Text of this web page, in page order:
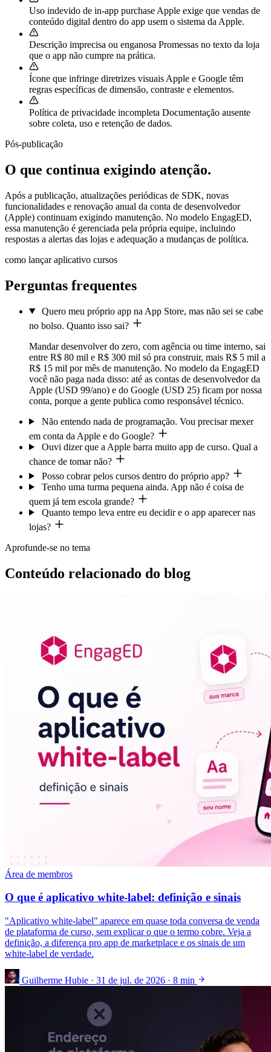
Uso indevido de in-app purchase Apple exige que vendas de
conteúdo digital dentro do app usem o sistema da Apple.
Descrição imprecisa ou enganosa Promessas no texto da loja
que o app não cumpre na prática.
Ícone que infringe diretrizes visuais Apple e Google têm
regras específicas de dimensão, contraste e elementos.
Política de privacidade incompleta Documentação ausente
sobre coleta, uso e retenção de dados.
Pós-publicação
O que continua exigindo atenção.
Após a publicação, atualizações periódicas de SDK, novas
funcionalidades e renovação anual da conta de desenvolvedor
(Apple) continuam exigindo manutenção. No modelo EngagED,
essa manutenção é gerenciada pela própria equipe, incluindo
respostas a alertas das lojas e adequação a mudanças de política.
como lançar aplicativo cursos
Perguntas frequentes
Quero meu próprio app na App Store, mas não sei se cabe
no bolso. Quanto isso sai?
Mandar desenvolver do zero, com agência ou time interno, sai
entre R$ 80 mil e R$ 300 mil só pra construir, mais R$ 5 mil a
R$ 15 mil por mês de manutenção. No modelo da EngagED
você não paga nada disso: até as contas de desenvolvedor da
Apple (USD 99/ano) e do Google (USD 25) ficam por nossa
conta, porque a gente publica como responsável técnico.
Não entendo nada de programação. Vou precisar mexer
em conta da Apple e do Google?
Ouvi dizer que a Apple barra muito app de curso. Qual a
chance de tomar não?
Posso cobrar pelos cursos dentro do próprio app?
Tenho uma turma pequena ainda. App não é coisa de
quem já tem escola grande?
Quanto tempo leva entre eu decidir e o app aparecer nas
lojas?
Aprofunde-se no tema
Conteúdo relacionado do blog
Área de membros
O que é aplicativo white-label: definição e sinais
"Aplicativo white-label" aparece em quase toda conversa de venda
de plataforma de curso, sem explicar o que o termo cobre. Veja a
definição, a diferença pro app de marketplace e os sinais de um
white-label de verdade.
Guilherme Hubie · 31 de jul. de 2026 · 8 min